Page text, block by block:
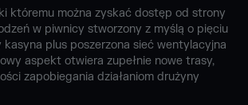
któremu można zyskać dostęp od strony
w piwnicy stworzony z myślą o pięciu
plus poszerzona sieć wentylacyjna
aspekt otwiera zupełnie nowe trasy,
zapobiegania działaniom drużyny